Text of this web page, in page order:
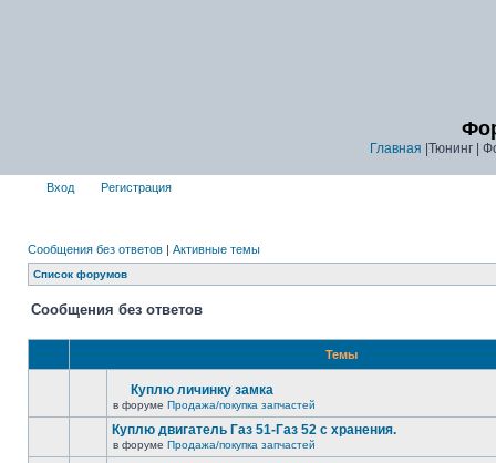
Главная |Тюнинг |
Вход Регистрация
Сообщения без ответов | Активные темы
Список форумов
Сообщения без ответов
Темы
Куплю личинку замка
в форуме Продажа/покупка запчастей
Куплю двигатель Газ 51-Газ 52 с хранения.
в форуме Продажа/покупка запчастей